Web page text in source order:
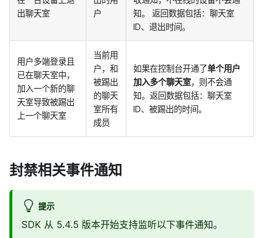
出聊天室
户
知。 返回数据包括：聊天室
ID、退出时间。
用户多端登录且
已在聊天室中，
加入一个新的聊
天室导致被踢出
上一个聊天室
当前用
户，和
被踢出
的聊天
室所有
成员
如果在控制台开通了单个用户
加入多个聊天室，则不会通
知。返回数据包括：聊天室
ID、被踢出的时间。
封禁相关事件通知
提示
SDK 从 5.4.5 版本开始支持监听以下事件通知。